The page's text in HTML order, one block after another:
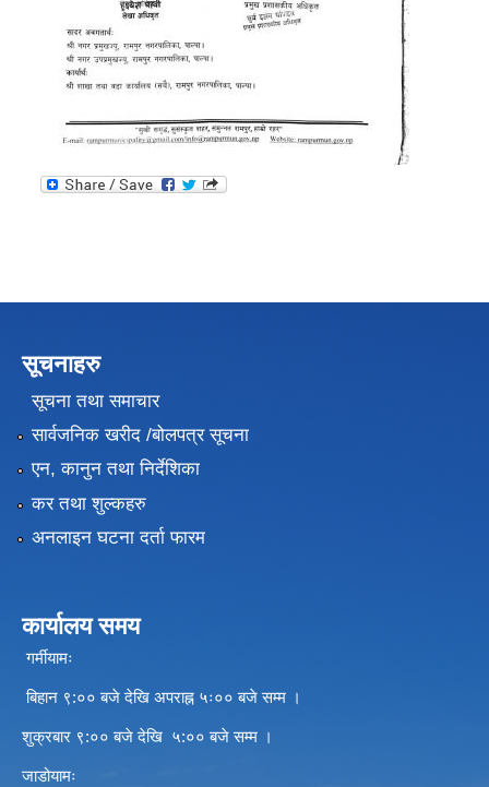
सूचनाहरु
सूचना तथा समाचार
सार्वजनिक खरीद /बोलपत्र सूचना
एन, कानुन तथा निर्देशिका
कर तथा शुल्कहरु
अनलाइन घटना दर्ता फारम
कार्यालय समय
गर्मीयामः
बिहान ९:०० बजे देखि अपराह्न ५ः०० बजे सम्म ।
शुक्रबार ९:०० बजे देखि ५:०० बजे सम्म ।
जाडोयामः